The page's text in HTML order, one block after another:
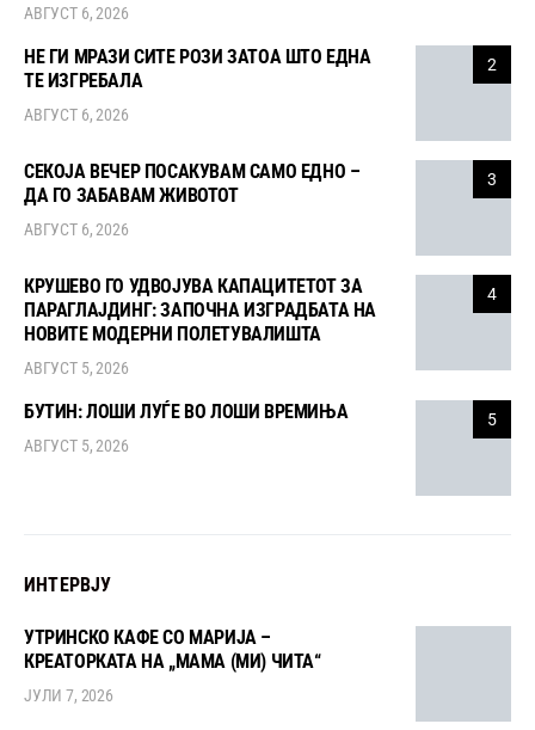
АВГУСТ 6, 2026
2
НЕ ГИ МРАЗИ СИТЕ РОЗИ ЗАТОА ШТО ЕДНА
ТЕ ИЗГРЕБАЛА
АВГУСТ 6, 2026
3
СЕКОЈА ВЕЧЕР ПОСАКУВАМ САМО ЕДНО –
ДА ГО ЗАБАВАМ ЖИВОТОТ
АВГУСТ 6, 2026
4
КРУШЕВО ГО УДВОЈУВА КАПАЦИТЕТОТ ЗА
ПАРАГЛАЈДИНГ: ЗАПОЧНА ИЗГРАДБАТА НА
НОВИТЕ МОДЕРНИ ПОЛЕТУВАЛИШТА
АВГУСТ 5, 2026
5
БУТИН: ЛОШИ ЛУЃЕ ВО ЛОШИ ВРЕМИЊА
АВГУСТ 5, 2026
ИНТЕРВЈУ
УТРИНСКО КАФЕ СО МАРИЈА –
КРЕАТОРКАТА НА „МАМА (МИ) ЧИТА“
ЈУЛИ 7, 2026